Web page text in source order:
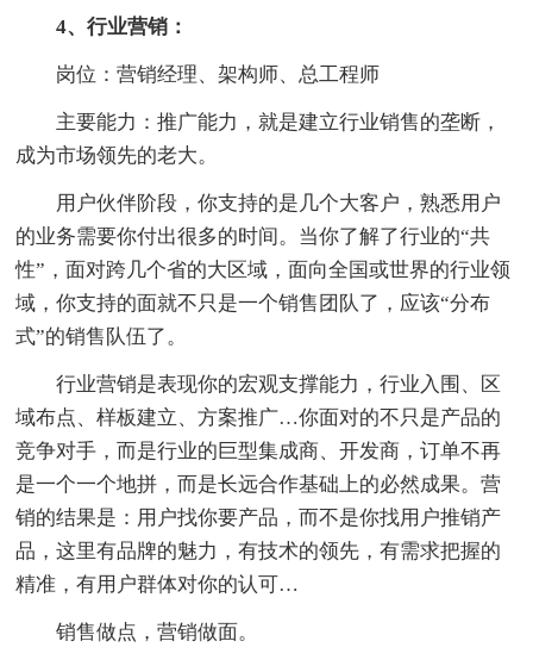
4、行业营销：
岗位：营销经理、架构师、总工程师
主要能力：推广能力，就是建立行业销售的垄断，
成为市场领先的老大。
用户伙伴阶段，你支持的是几个大客户，熟悉用户
的业务需要你付出很多的时间。当你了解了行业的“共
性”，面对跨几个省的大区域，面向全国或世界的行业领
域，你支持的面就不只是一个销售团队了，应该“分布
式”的销售队伍了。
行业营销是表现你的宏观支撑能力，行业入围、区
域布点、样板建立、方案推广…你面对的不只是产品的
竞争对手，而是行业的巨型集成商、开发商，订单不再
是一个一个地拼，而是长远合作基础上的必然成果。营
销的结果是：用户找你要产品，而不是你找用户推销产
品，这里有品牌的魅力，有技术的领先，有需求把握的
精准，有用户群体对你的认可…
销售做点，营销做面。